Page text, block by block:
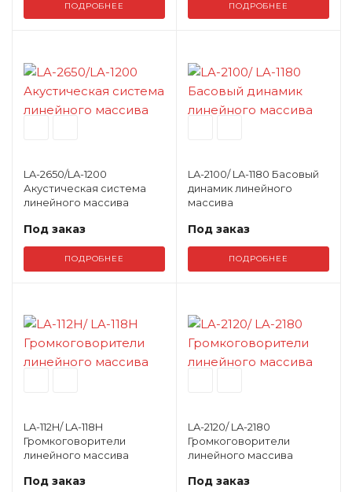
ПОДРОБНЕЕ ПОДРОБНЕЕ
LA-2650/LA-1200
Акустическая система
линейного массива
Под заказ
ПОДРОБНЕЕ
LA-2100/ LA-1180 Басовый
динамик линейного
массива
Под заказ
ПОДРОБНЕЕ
LA-112H/ LA-118H
Громкоговорители
линейного массива
Под заказ
LA-2120/ LA-2180
Громкоговорители
линейного массива
Под заказ